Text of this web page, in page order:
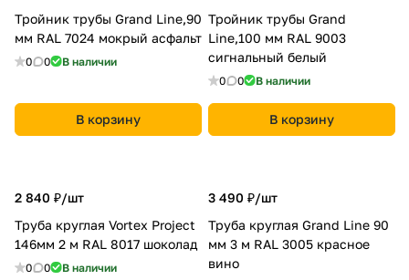
Тройник трубы Grand Line,90
мм RAL 7024 мокрый асфальт
0 0 В наличии
В корзину
Тройник трубы Grand
Line,100 мм RAL 9003
сигнальный белый
0 0 В наличии
В корзину
2 840 ₽/шт
Труба круглая Vortex Project
146мм 2 м RAL 8017 шоколад
0 0 В наличии
3 490 ₽/шт
Труба круглая Grand Line 90
мм 3 м RAL 3005 красное
вино